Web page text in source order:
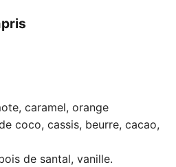
caramel, orange
coco, cassis, beurre, cacao,
de santal, vanille.